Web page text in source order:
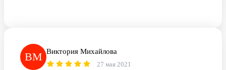
ВМ Виктория Михайлова
27 мая 2021